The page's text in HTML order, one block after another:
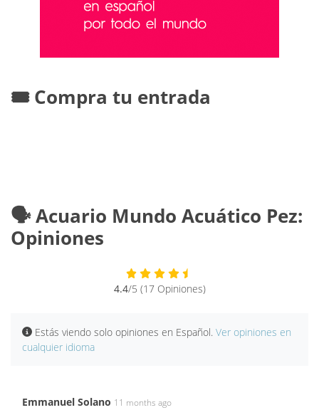
🎟️ Compra tu entrada
🗣️ Acuario Mundo Acuático Pez:
Opiniones
4.4/5 (17 Opiniones)
Estás viendo solo opiniones en Español. Ver opiniones en
cualquier idioma
Emmanuel Solano 11 months ago